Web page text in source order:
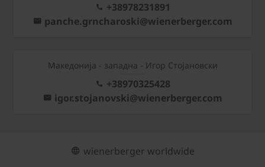
+38978231891
panche.grncharoski@wienerberger.com
Mакедонија - западна - Игор Стојановски
+38970325428
igor.stojanovski@wienerberger.com
wienerberger worldwide